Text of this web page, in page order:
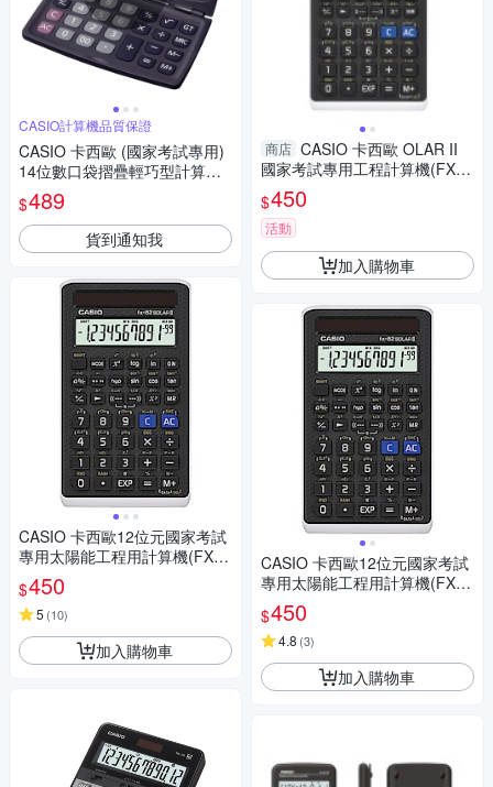
CASIO計算機品質保證
CASIO 卡西歐 (國家考試專用)
14位數口袋摺疊輕巧型計算機S
L-240LB
$489
貨到通知我
CASIO 卡西歐12位元國家考試
專用太陽能工程用計算機(FX-8
2SOLARII)
$450
5 (10)
加入購物車
商店 CASIO 卡西歐 OLAR II
國家考試專用工程計算機(FX-8
2S)
$450
活動
加入購物車
CASIO 卡西歐12位元國家考試
專用太陽能工程用計算機(FX-8
2SOLARII)
$450
4.8 (3)
加入購物車